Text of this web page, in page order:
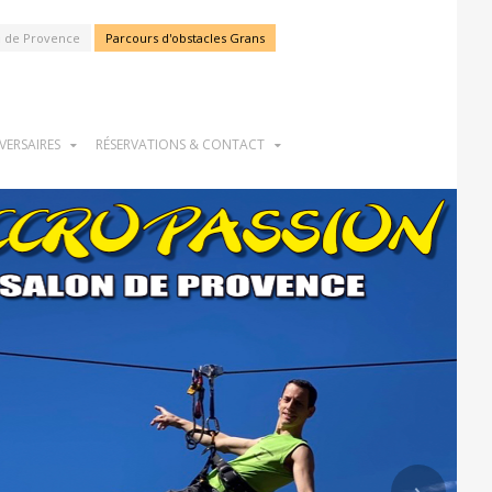
de Provence Parcours d'obstacles Grans
RÉSERVATIONS & CONTACT